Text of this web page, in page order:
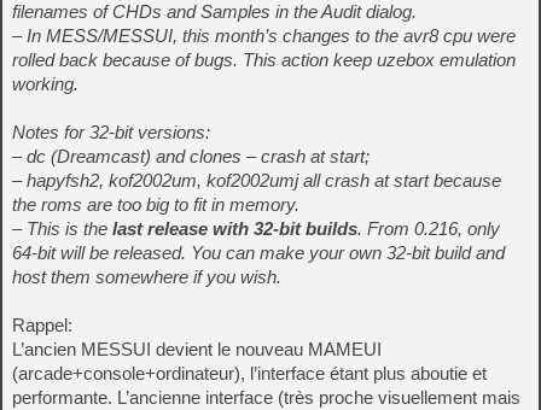
filenames of CHDs and Samples in the Audit dialog.
– In MESS/MESSUI, this month’s changes to the avr8 cpu were
rolled back because of bugs. This action keep uzebox emulation
working.
Notes for 32-bit versions:
– dc (Dreamcast) and clones – crash at start;
– hapyfsh2, kof2002um, kof2002umj all crash at start because
the roms are too big to fit in memory.
– This is the last release with 32-bit builds. From 0.216, only
64-bit will be released. You can make your own 32-bit build and
host them somewhere if you wish.
Rappel:
L’ancien MESSUI devient le nouveau MAMEUI
(arcade+console+ordinateur), l’interface étant plus aboutie et
performante. L’ancienne interface (très proche visuellement mais